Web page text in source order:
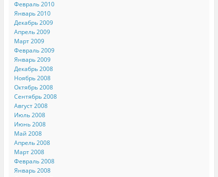
Февраль 2010
Январь 2010
Декабрь 2009
Апрель 2009
Март 2009
Февраль 2009
Январь 2009
Декабрь 2008
Ноябрь 2008
Октябрь 2008
Сентябрь 2008
Август 2008
Июль 2008
Июнь 2008
Май 2008
Апрель 2008
Март 2008
Февраль 2008
Январь 2008